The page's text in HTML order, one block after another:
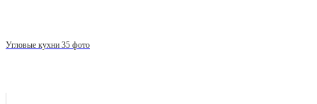
Угловые кухни 35 фото